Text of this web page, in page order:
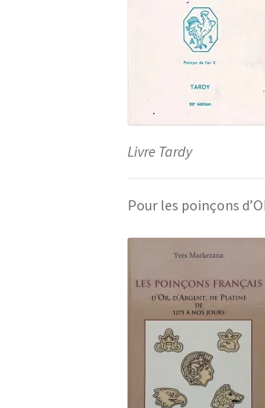
Livre Tardy
Pour les poinçons